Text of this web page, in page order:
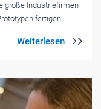
große Industriefirmen
fertigen.